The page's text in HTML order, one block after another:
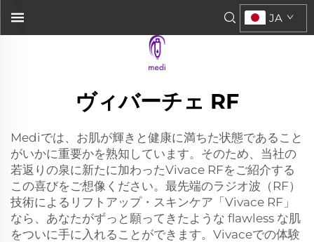
JA
ヴィバーチェ RF
Mediでは、お肌が輝きと健康に満ちた状態であること
がいかに重要かを熟知しています。そのため、当社の
若返りの泉に新たに加わったVivace RFをご紹介する
この喜びをご想像ください。最先端のラジオ波（RF）
技術によるリフトアップ・スキンケア「Vivace RF」
なら、あなたがずっと願ってきたような flawless な肌
をついに手に入れることができます。Vivaceでの体験